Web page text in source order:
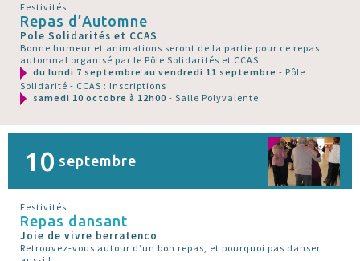
Festivités
Repas d’Automne
Pole Solidarités et CCAS
Bonne humeur et animations seront de la partie pour ce repas
automnal organisé par le Pôle Solidarités et CCAS.
du lundi 7 septembre au vendredi 11 septembre - Pôle
Solidarité - CCAS : Inscriptions
samedi 10 octobre à 12h00 - Salle Polyvalente
10 septembre
Festivités
Repas dansant
Joie de vivre berratenco
Retrouvez-vous autour d’un bon repas, et pourquoi pas danser